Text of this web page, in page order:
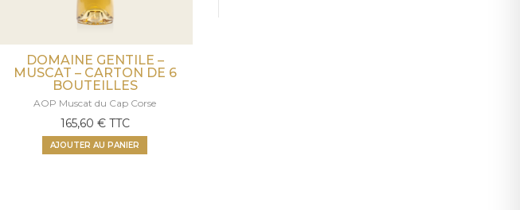
DOMAINE GENTILE –
MUSCAT – CARTON DE 6
BOUTEILLES
AOP Muscat du Cap Corse
165,60 € TTC
AJOUTER AU PANIER